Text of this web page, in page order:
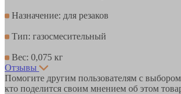
Назначение: для резаков
Тип: газосмесительный
Вес: 0,075 кг
Отзывы
Помогите другим пользователям с
кто поделится своим мнением об этом